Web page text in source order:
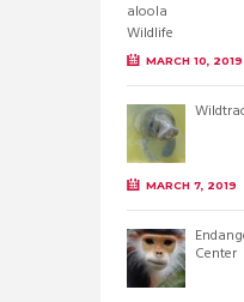
MARCH 10, 2019
MARCH 7, 2019
Center